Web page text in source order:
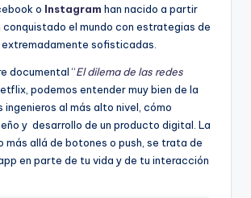
o Instagram han nacido a partir
conquistado el mundo con estrategias de
extremadamente sofisticadas.
documental “El dilema de las redes
podemos entender muy bien de la
ingenieros al más alto nivel, cómo
y desarrollo de un producto digital. La
más allá de botones o push, se trata de
en parte de tu vida y de tu interacción